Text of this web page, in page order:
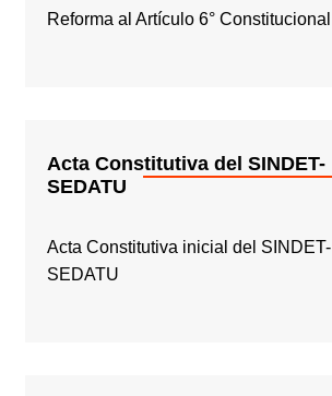
Reforma al Artículo 6° Constitucional
Acta Constitutiva del SINDET-
SEDATU
Acta Constitutiva inicial del SINDET-
SEDATU